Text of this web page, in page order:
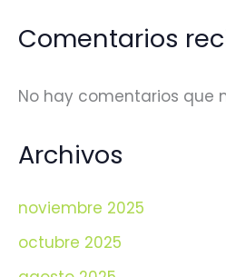
Comentarios
No hay comentarios que
Archivos
noviembre 2025
octubre 2025